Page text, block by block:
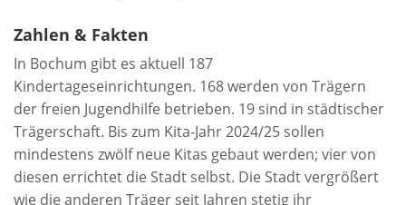
Zahlen & Fakten
In Bochum gibt es aktuell 187
Kindertageseinrichtungen. 168 werden von Trägern
der freien Jugendhilfe betrieben. 19 sind in städtischer
Trägerschaft. Bis zum Kita-Jahr 2024/25 sollen
mindestens zwölf neue Kitas gebaut werden; vier von
diesen errichtet die Stadt selbst. Die Stadt vergrößert
wie die anderen Träger seit Jahren stetig ihr